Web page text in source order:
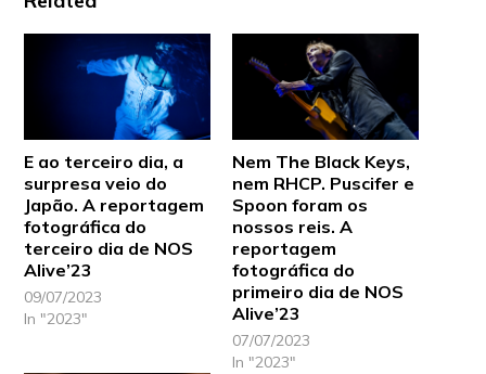
E ao terceiro dia, a
surpresa veio do
Japão. A reportagem
fotográfica do
terceiro dia de NOS
Alive’23
09/07/2023
In "2023"
Nem The Black Keys,
nem RHCP. Puscifer e
Spoon foram os
nossos reis. A
reportagem
fotográfica do
primeiro dia de NOS
Alive’23
07/07/2023
In "2023"